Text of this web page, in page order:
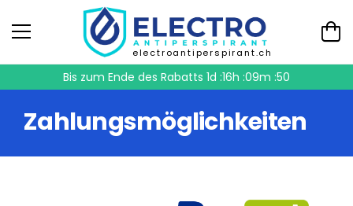
electroantiperspirant.ch
Bis zum Ende des Rabatts 1d :16h :09m :50
Zahlungsmöglichkeiten